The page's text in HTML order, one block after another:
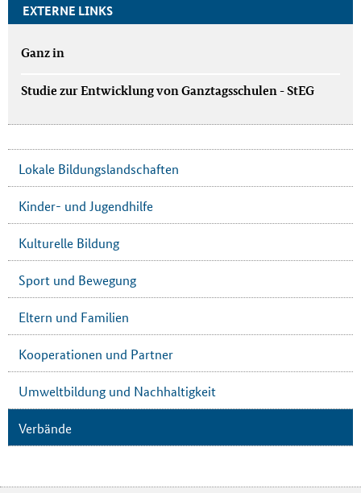
EXTERNE LINKS
Ganz in
Studie zur Entwicklung von Ganztagsschulen - StEG
Lokale Bildungslandschaften
Kinder- und Jugendhilfe
Kulturelle Bildung
Sport und Bewegung
Eltern und Familien
Kooperationen und Partner
Umweltbildung und Nachhaltigkeit
Verbände